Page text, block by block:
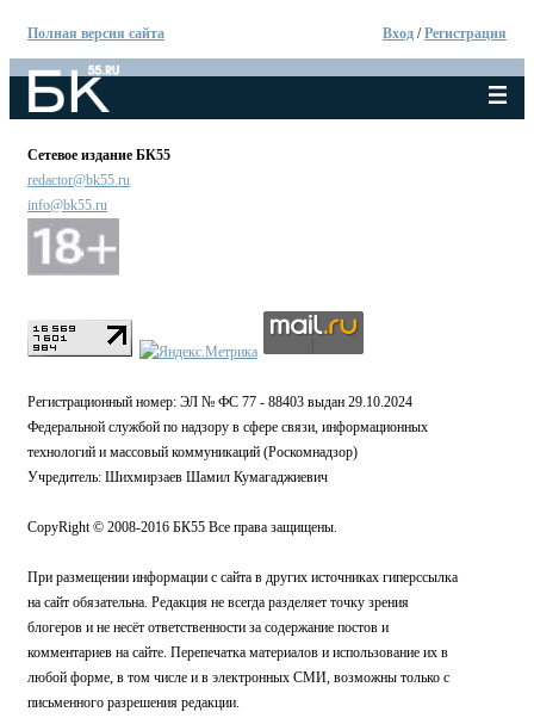
Полная версия сайта Вход /Регистрация
Сетевое издание БК55
redactor@bk55.ru
info@bk55.ru
Регистрационный номер: ЭЛ № ФС 77 - 88403 выдан 29.10.2024
Федеральной службой по надзору в сфере связи, информационных
технологий и массовый коммуникаций (Роскомнадзор)
Учредитель: Шихмирзаев Шамил Кумагаджиевич
CopyRight © 2008-2016 БК55 Все права защищены.
При размещении информации с сайта в других источниках гиперссылка
на сайт обязательна. Редакция не всегда разделяет точку зрения
блогеров и не несёт ответственности за содержание постов и
комментариев на сайте. Перепечатка материалов и использование их в
любой форме, в том числе и в электронных СМИ, возможны только с
письменного разрешения редакции.